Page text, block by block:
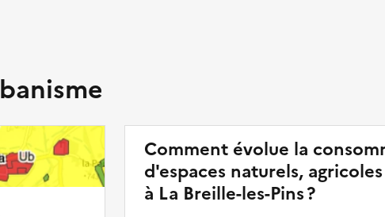
Comment évolue la
d'espaces naturels,
à La Breille-les-Pins ?